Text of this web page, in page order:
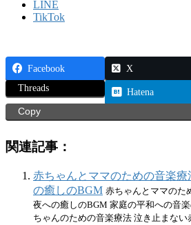
LINE
TikTok
Facebook X
Threads
Hatena
Copy
関連記事：
赤ちゃんとママのための音楽
の癒しのBGM 赤ちゃんとママのた
夜への癒しのBGM 家庭の平和への音
ちゃんのための音楽療法 泣き止まない